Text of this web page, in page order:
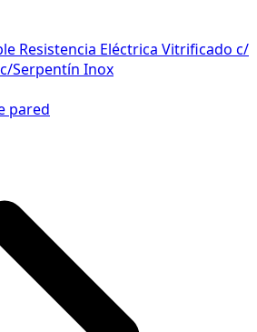
Resistencia Eléctrica Vitrificado c/
Serpentín Inox
pared